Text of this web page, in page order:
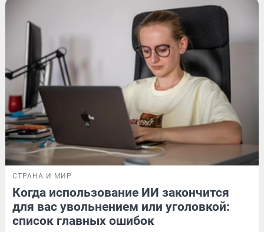
СТРАНА И МИР
Когда использование ИИ закончится
для вас увольнением или уголовкой:
список главных ошибок